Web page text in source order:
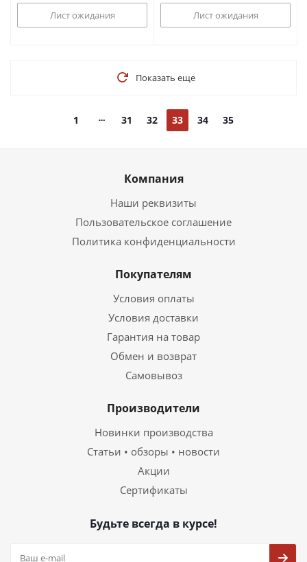
Лист ожидания Лист ожидания
Показать еще
1 31 32 33 34 35
Компания
Наши реквизиты
Пользовательское соглашение
Политика конфиденциальности
Покупателям
Условия оплаты
Условия доставки
Гарантия на товар
Обмен и возврат
Самовывоз
Производители
Новинки производства
Статьи • обзоры • новости
Акции
Сертификаты
Будьте всегда в курсе!